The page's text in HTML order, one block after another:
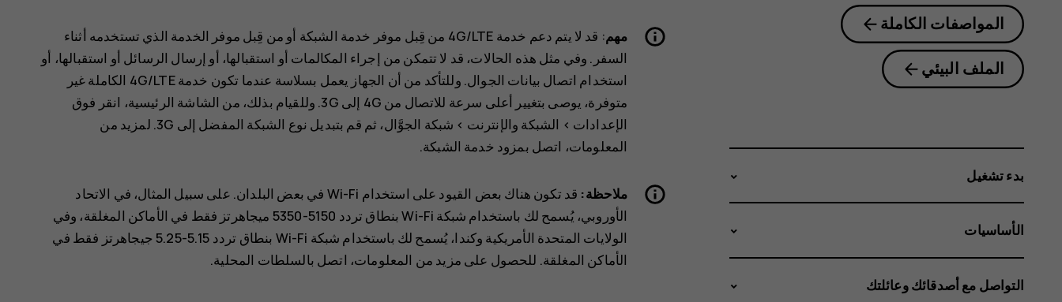
مهم
: قد لا يتم دعم خدمة 4G/LTE من قِبل موفر خدمة الشبكة أو من قِبل موفر الخدمة الذي تستخدمه أثناء
السفر. وفي مثل هذه الحالات، قد لا تتمكن من إجراء المكالمات أو استقبالها، أو إرسال الرسائل أو استقبالها، أو
استخدام اتصال بيانات الجوال. وللتأكد من أن الجهاز يعمل بسلاسة عندما تكون خدمة 4G/LTE الكاملة غير
متوفرة، يوصى بتغيير أعلى سرعة للاتصال من 4G إلى 3G‏. وللقيام بذلك، من الشاشة الرئيسية، انقر فوق
الإعدادات > الشبكة والإنترنت > شبكة الجوَّال، ثم قم بتبديل نوع الشبكة المفضل إلى 3G. لمزيد من
المعلومات، اتصل بمزود خدمة الشبكة.
ملاحظة:
قد تكون هناك بعض القيود على استخدام Wi-Fi في بعض البلدان. على سبيل المثال، في الاتحاد
الأوروبي، يُسمح لك باستخدام شبكة Wi-Fi بنطاق تردد 5150-5350 ميجاهرتز فقط في الأماكن المغلقة، وفي
الولايات المتحدة الأمريكية وكندا، يُسمح لك باستخدام شبكة Wi-Fi بنطاق تردد 5.15-5.25 جيجاهرتز فقط في
الأماكن المغلقة. للحصول على مزيد من المعلومات، اتصل بالسلطات المحلية.
المواصفات الكاملة
الملف البيئي
بدء تشغيل
الأساسيات
التواصل مع أصدقائك وعائلتك